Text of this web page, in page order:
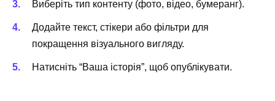
Виберіть тип контенту (фото, відео, бумеранг).
Додайте текст, стікери або фільтри для
покращення візуального вигляду.
Натисніть “Ваша історія”, щоб опублікувати.